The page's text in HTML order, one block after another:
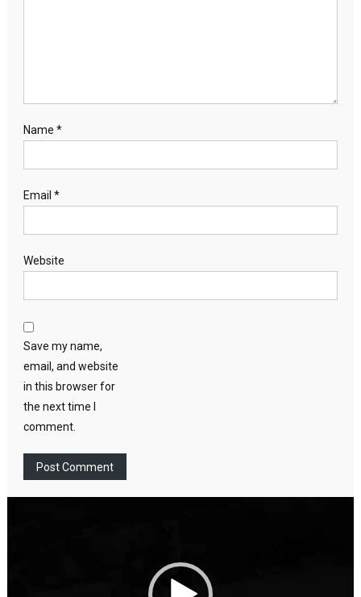
Name *
Email *
Website
Save my name,
email, and website
in this browser for
the next time I
comment.